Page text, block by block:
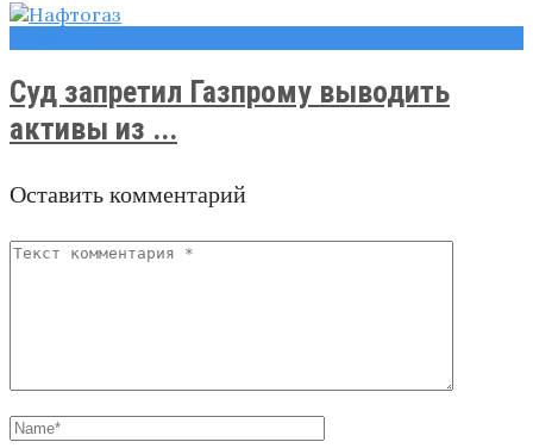
Суд запретил Газпрому выводить
активы из ...
Оставить комментарий